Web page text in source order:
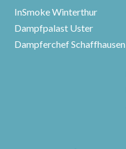
InSmoke Winterthur
Dampfpalast Uster
Dampferchef Schaffhausen